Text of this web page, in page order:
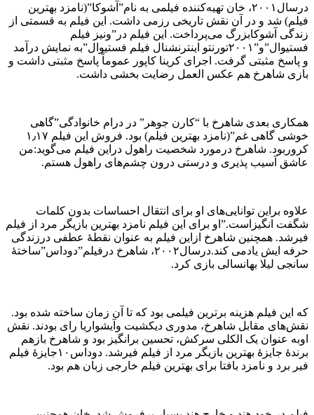
درسال۲۰۰۱، خان تهیه‌کننده فیلمی به نام”آشوکا”(نامزد بهترین
فیلم) شد و در آن نقش تاریخی رزمی داشت. این فیلم به قسمتی از
زندگی آشوکابزرگ می‌پرداخت. این فیلم در”ونیز فیلم
فستیوال”و”۲۰۰۱تورنتو اینترنشنال فیلم فستیوال”به نمایش درآمد
و پاسخ مثبتی گرفت. اجرای کرینا کاپور عموماً پاسخ مثبتی داشت و
بازی شاهرخ هم عکس العمل رضایت بخشی داشت.
همکاری بعدی شاهرخ با “کارن جوهر” در درام خانوادگی”گاهی
خوشی گاهی غم”(نامزد بهترین فیلم) بود. فروش این فیلم ۱٫۱۷
کروربود. شاهرخ درمورد شخصیت راهول دراین فیلم می‌گوید:من
عاشق آسیب پذیری و درستی درون چشم‌های راهول هستم.
علاوه براین توانایی‌های او برای انتقال احساسات بدون کلمات
شگفت انگیزاست.”او برای این فیلم نامزد بهترین بازیگر مرد از فیلم
فیرشد. همچنین شاهرخ ازاین فیلم به عنوان نقطهٔ عطفی درزندگی
حرفه ایش یادمی کند.درسال۲۰۰۲، شاهرخ درفیلم”دوداس”ساختهٔ
سانجی لیلا بهانسالی بازی کرد.
که این فیلم هزینه برترین فیلمی بود که تا آن زمان ساخته شده بود.
نقش‌های مقابل شاهرخ، مدوری دیکشیت وآیشواریا رای بودند. نقش
اوبه عنوان یک الکلی سرکش، تحسین برانگیز بود و شاهرخ بازهم
برندهٔ جایزهٔ بهترین بازیگر مرد از فیلم فیرشد. دوداس۱۰جایزهٔ فیلم
فیر برد و نامزد بافتا برای بهترین فیلم خارجی زبان هم بود.